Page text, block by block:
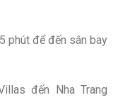
phút để đến sân bay
đến Nha Trang